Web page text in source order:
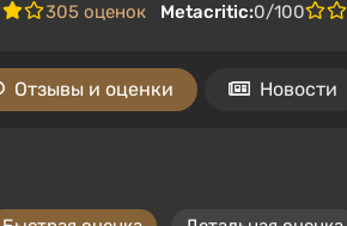
305 оценок Metacritic:0/100
Отзывы и оценки Новости